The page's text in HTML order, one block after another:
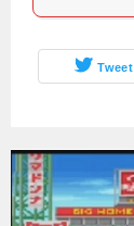
Tweet